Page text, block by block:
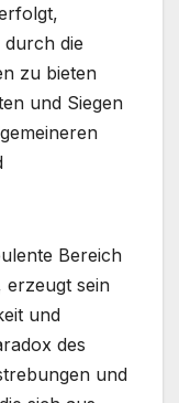
durch die
zu bieten
und Siegen
Bereich
erzeugt sein
und
des
und